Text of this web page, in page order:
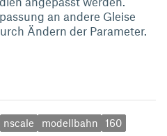
an andere Gleise
Ändern der Parameter.
nscale modellbahn 160